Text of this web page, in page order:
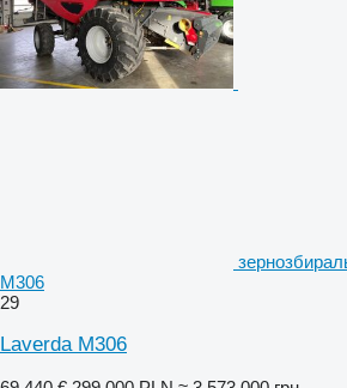
M306
29
Laverda M306